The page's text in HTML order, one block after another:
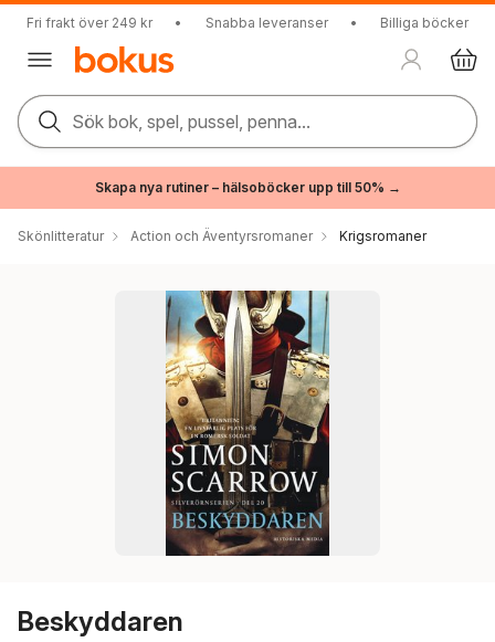
Fri frakt över 249 kr • Snabba leveranser • Billiga böcker
Sök bok, spel, pussel, penna...
Skapa nya rutiner – hälsoböcker upp till 50% →
Skönlitteratur Action och Äventyrsromaner Krigsromaner
Beskyddaren